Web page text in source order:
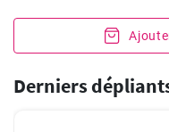
Derniers